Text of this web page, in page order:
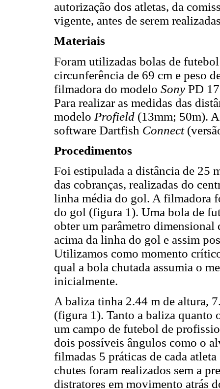
autorização dos atletas, da
vigente, antes de serem
Materiais
Foram utilizadas bolas de
circunferência de 69 cm e peso
filmadora do modelo Sony PD
Para realizar as medidas das
modelo Profield (13mm; 50m).
software Dartfish Connect
Procedimentos
Foi estipulada a distância de 25
das cobranças, realizadas do
linha média do gol. A filmadora
do gol (figura 1). Uma bola de
obter um parâmetro dimensional
acima da linha do gol e assim
Utilizamos como momento
qual a bola chutada assumia o
inicialmente.
A baliza tinha 2.44 m de altura,
(figura 1). Tanto a baliza quanto
um campo de futebol de
dois possíveis ângulos como o
filmadas 5 práticas de cada
chutes foram realizados sem a
distratores em movimento atrás